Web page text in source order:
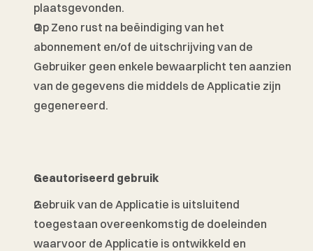
plaatsgevonden.
Op Zeno rust na beëindiging van het
abonnement en/of de uitschrijving van de
Gebruiker geen enkele bewaarplicht ten aanzien
van de gegevens die middels de Applicatie zijn
gegenereerd.
Geautoriseerd gebruik
Gebruik van de Applicatie is uitsluitend
toegestaan overeenkomstig de doeleinden
waarvoor de Applicatie is ontwikkeld en